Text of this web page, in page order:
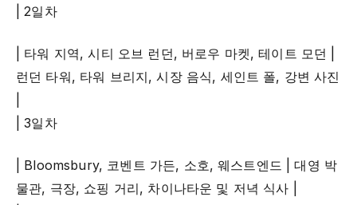
| 2일차
| 타워 지역, 시티 오브 런던, 버로우 마켓, 테이트 모던 |
런던 타워, 타워 브리지, 시장 음식, 세인트 폴, 강변 사진
| 3일차
| Bloomsbury, 코벤트 가든, 소호, 웨스트엔드 | 대영 박
물관, 극장, 쇼핑 거리, 차이나타운 및 저녁 식사 |